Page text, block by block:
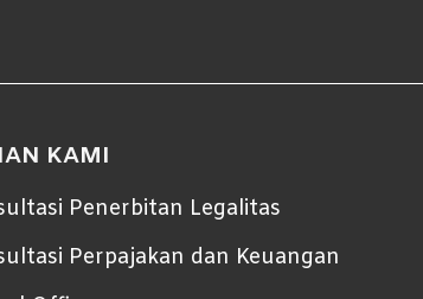
KAMI
Penerbitan Legalitas
Perpajakan dan Keuangan